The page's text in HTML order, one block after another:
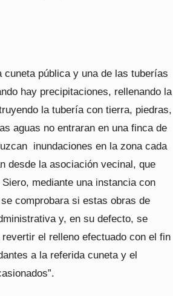
cuneta pública y una de las tuberías
hay precipitaciones, rellenando la
la tubería con tierra, piedras,
aguas no entraran en una finca de
inundaciones en la zona cada
desde la asociación vecinal, que
mediante una instancia con
comprobara si estas obras de
y, en su defecto, se
el relleno efectuado con el fin
a la referida cuneta y el